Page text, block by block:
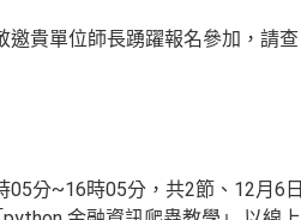
貴單位師長踴躍報名參加，請查
分~16時05分，共2節、12月6日